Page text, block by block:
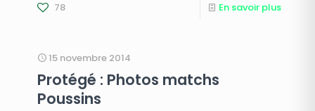
78 En savoir plus
15 novembre 2014
Protégé : Photos matchs
Poussins